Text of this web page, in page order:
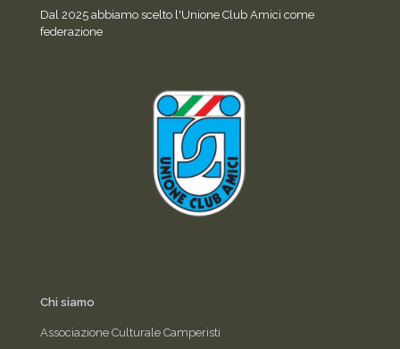
Dal 2025 abbiamo scelto l'Unione Club Amici come
federazione
Chi siamo
Associazione Culturale Camperisti